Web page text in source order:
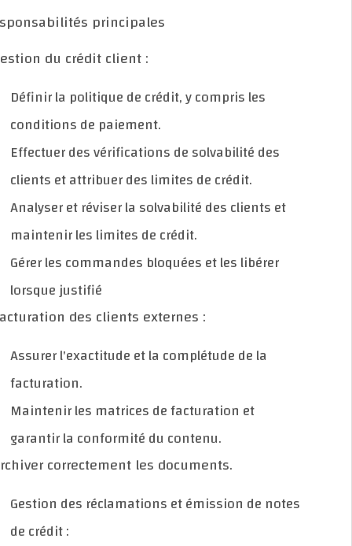
Responsabilités principales
- Gestion du crédit client :
Définir la politique de crédit, y compris les
conditions de paiement.
Effectuer des vérifications de solvabilité des
clients et attribuer des limites de crédit.
Analyser et réviser la solvabilité des clients et
maintenir les limites de crédit.
Gérer les commandes bloquées et les libérer
lorsque justifié
- Facturation des clients externes :
Assurer l'exactitude et la complétude de la
facturation.
Maintenir les matrices de facturation et
garantir la conformité du contenu.
- Archiver correctement les documents.
Gestion des réclamations et émission de notes
de crédit :